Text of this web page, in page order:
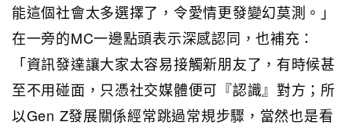
能這個社會太多選擇了，令愛情更發變幻莫測。」
在一旁的MC一邊點頭表示深感認同，也補充：
「資訊發達讓大家太容易接觸新朋友了，有時候甚
至不用碰面，只憑社交媒體便可『認識』對方；所
以Gen Z發展關係經常跳過常規步驟，當然也是看